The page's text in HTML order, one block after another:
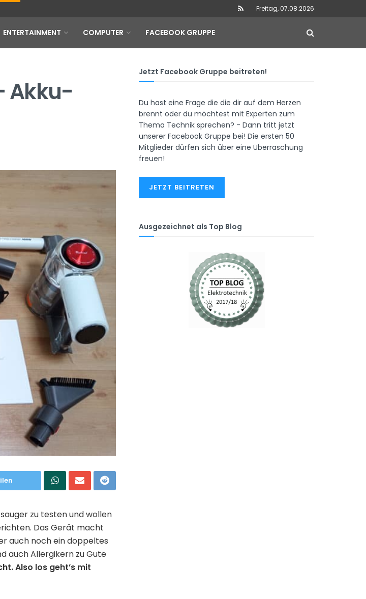
Freitag, 07.08.2026
ENTERTAINMENT COMPUTER FACEBOOK GRUPPE
Akku-
zu testen und wollen
Das Gerät macht
auch noch ein doppeltes
auch Allergikern zu Gute
Also los geht’s mit
Jetzt Facebook Gruppe beitreten!
Du hast eine Frage die die dir auf dem Herzen
brennt oder du möchtest mit Experten zum
Thema Technik sprechen? - Dann tritt jetzt
unserer Facebook Gruppe bei! Die ersten 50
Mitglieder dürfen sich über eine Überraschung
freuen!
JETZT BEITRETEN
Ausgezeichnet als Top Blog